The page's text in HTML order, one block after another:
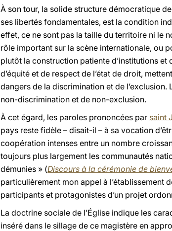
À son tour, la solide structure démocratique
ses libertés fondamentales, est la condition
effet, ce ne sont pas la taille du territoire ni le
rôle important sur la scène internationale, ou
plutôt la construction patiente d’institutions
d’équité et de respect de l’état de droit,
dangers de la discrimination et de
non-discrimination et de non-exclusion.
À cet égard, les paroles prononcées par saint
pays reste fidèle – disait-il – à sa vocation
coopération intenses entre un nombre
toujours plus largement les communautés
démunies » (Discours à la cérémonie de
particulièrement mon appel à l’établissement
participants et protagonistes d’un projet
La doctrine sociale de l’Église indique les
inséré dans le sillage de ce magistère en